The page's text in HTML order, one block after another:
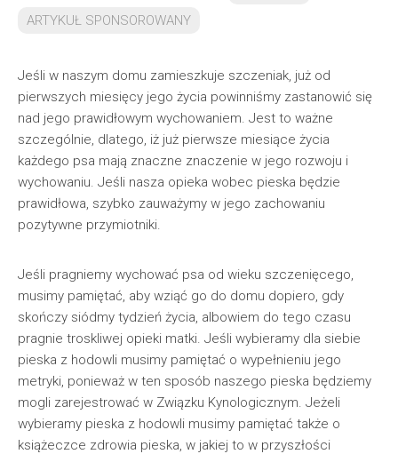
ARTYKUŁ SPONSOROWANY
Jeśli w naszym domu zamieszkuje szczeniak, już od
pierwszych miesięcy jego życia powinniśmy zastanowić się
nad jego prawidłowym wychowaniem. Jest to ważne
szczególnie, dlatego, iż już pierwsze miesiące życia
każdego psa mają znaczne znaczenie w jego rozwoju i
wychowaniu. Jeśli nasza opieka wobec pieska będzie
prawidłowa, szybko zauważymy w jego zachowaniu
pozytywne przymiotniki.
Jeśli pragniemy wychować psa od wieku szczenięcego,
musimy pamiętać, aby wziąć go do domu dopiero, gdy
skończy siódmy tydzień życia, albowiem do tego czasu
pragnie troskliwej opieki matki. Jeśli wybieramy dla siebie
pieska z hodowli musimy pamiętać o wypełnieniu jego
metryki, ponieważ w ten sposób naszego pieska będziemy
mogli zarejestrować w Związku Kynologicznym. Jeżeli
wybieramy pieska z hodowli musimy pamiętać także o
książeczce zdrowia pieska, w jakiej to w przyszłości